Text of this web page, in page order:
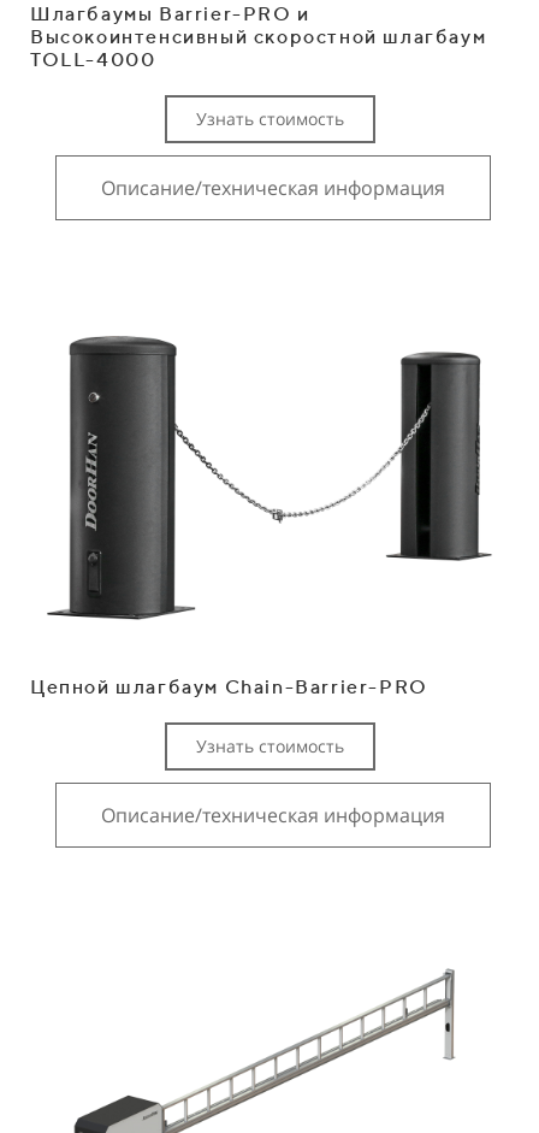
Шлагбаумы Barrier-PRO и
Высокоинтенсивный скоростной шлагбаум
TOLL-4000
Узнать стоимость
Описание/техническая информация
Цепной шлагбаум Chain-Barrier-PRO
Узнать стоимость
Описание/техническая информация